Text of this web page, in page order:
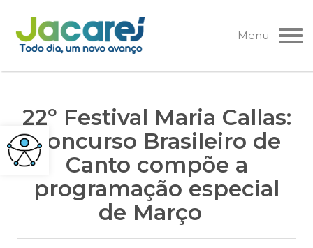
Pular
para
o
Menu
22º Festival Maria Callas:
Concurso Brasileiro de
Canto compõe a
programação especial
de Março